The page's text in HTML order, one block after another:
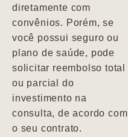
diretamente com
convênios. Porém, se
você possui seguro ou
plano de saúde, pode
solicitar reembolso total
ou parcial do
investimento na
consulta, de acordo com
o seu contrato.